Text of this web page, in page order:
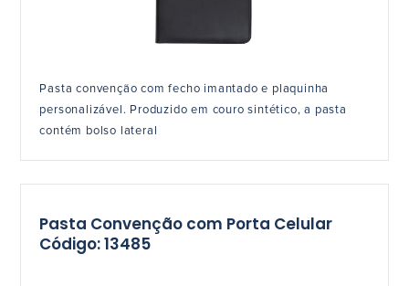
Pasta convenção com fecho imantado e plaquinha
personalizável. Produzido em couro sintético, a pasta
contém bolso lateral
Pasta Convenção com Porta Celular
Código: 13485